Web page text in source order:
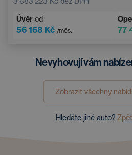
Úvěr od
56 168 Kč /měs. 77
Nevyhovují vám
Zobrazit všechny
Hledáte jiné auto?